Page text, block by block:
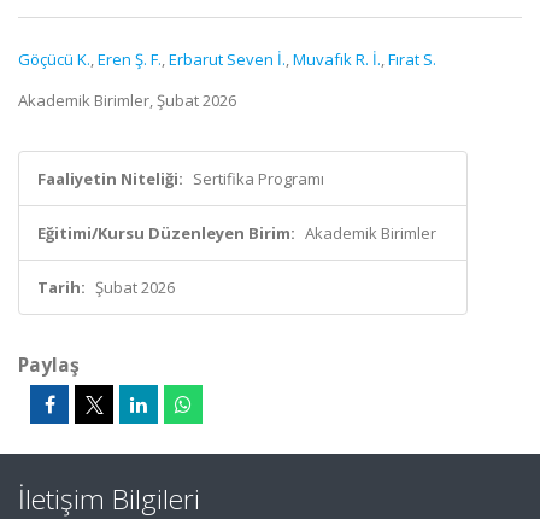
Göçücü K.,Eren Ş. F.,Erbarut Seven İ.,Muvafık R. İ.,Fırat S.
Akademik Birimler, Şubat 2026
Faaliyetin Niteliği: Sertifika Programı
Eğitimi/Kursu Düzenleyen Birim: Akademik Birimler
Tarih: Şubat 2026
Paylaş
İletişim Bilgileri